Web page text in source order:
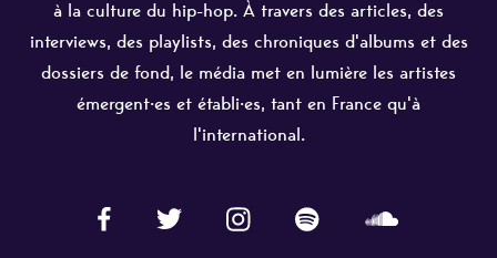
à la culture du hip-hop. À travers des articles, des
interviews, des playlists, des chroniques d'albums et des
dossiers de fond, le média met en lumière les artistes
émergent·es et établi·es, tant en France qu'à
l'international.